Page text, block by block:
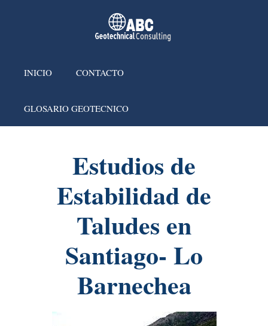
INICIO CONTACTO
GLOSARIO GEOTECNICO
Estudios de
Estabilidad de
Taludes en
Santiago- Lo
Barnechea